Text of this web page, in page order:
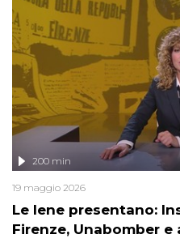
Le Iene presentano:
Firenze, Unabomber
200 min
19 maggio 2026